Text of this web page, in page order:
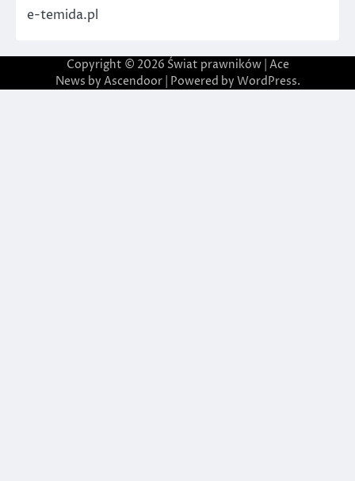
e-temida.pl
Copyright © 2026 Świat prawników| Ace
News by Ascendoor| Powered by WordPress.